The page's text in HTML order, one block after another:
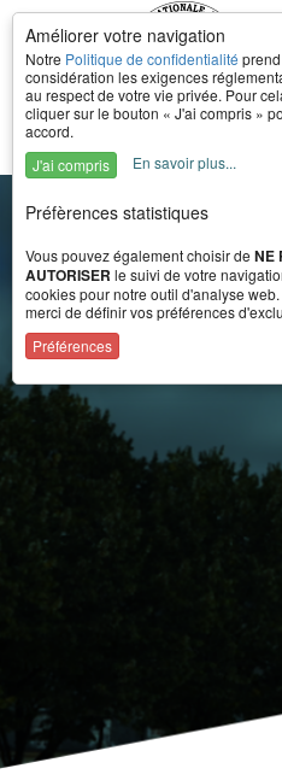
Durant la période
Améliorer votre navigation
Notre Politique de confidentialité
considération les exigences
au respect de votre vie privée. Pour
cliquer sur le bouton « J'ai compris »
accord.
J'ai compris
En savoir plus...
Préfèrences statistiques
Vous pouvez également choisir de NE
AUTORISER le suivi de votre
cookies pour notre outil d'analyse
merci de définir vos préférences
Préférences